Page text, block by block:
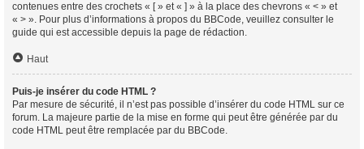
contenues entre des crochets « [ » et « ] » à la place des chevrons « < » et
« > ». Pour plus d’informations à propos du BBCode, veuillez consulter le
guide qui est accessible depuis la page de rédaction.
Haut
Puis-je insérer du code HTML ?
Par mesure de sécurité, il n’est pas possible d’insérer du code HTML sur ce
forum. La majeure partie de la mise en forme qui peut être générée par du
code HTML peut être remplacée par du BBCode.